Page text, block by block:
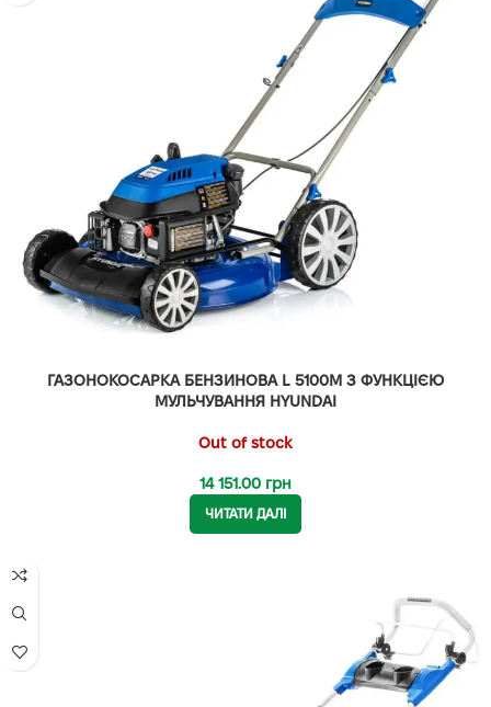
ГАЗОНОКОСАРКА БЕНЗИНОВА L 5100M З ФУНКЦІЄЮ
МУЛЬЧУВАННЯ HYUNDAI
Out of stock
14 151.00 грн
ЧИТАТИ ДАЛІ